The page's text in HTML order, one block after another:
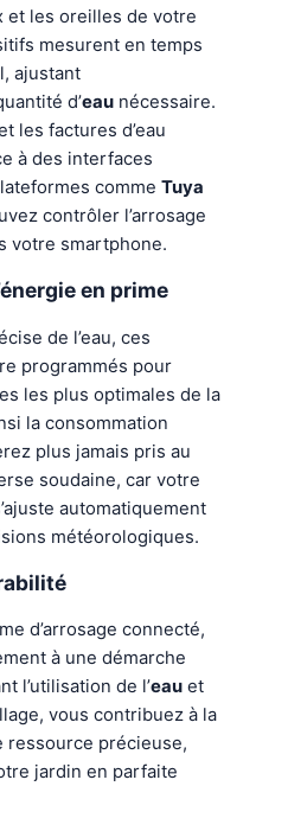
et les oreilles de votre
mesurent en temps
ajustant
d’eau nécessaire.
les factures d’eau
à des interfaces
comme Tuya
contrôler l’arrosage
votre smartphone.
en prime
de l’eau, ces
programmés pour
les plus optimales de la
la consommation
plus jamais pris au
soudaine, car votre
automatiquement
météorologiques.
d’arrosage connecté,
à une démarche
l’utilisation de l’eau et
vous contribuez à la
ressource précieuse,
jardin en parfaite